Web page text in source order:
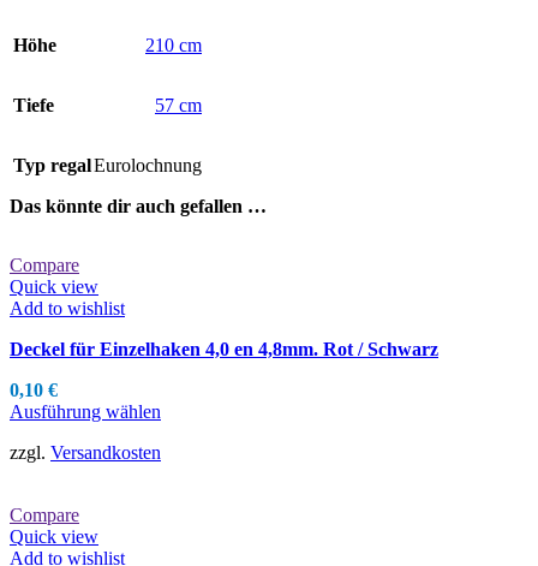
Höhe 210 cm
Tiefe 57 cm
Typ regalEurolochnung
Das könnte dir auch gefallen …
Compare
Quick view
Add to wishlist
Deckel für Einzelhaken 4,0 en 4,8mm. Rot / Schwarz
0,10 €
Ausführung wählen
weist
zzgl. Versandkosten
Compare
Quick view
Add to wishlist